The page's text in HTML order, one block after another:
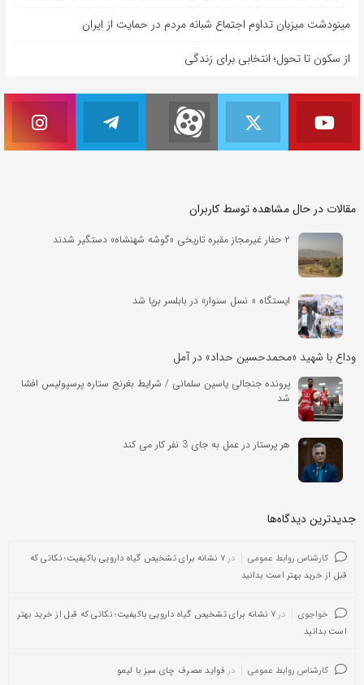
مینودشت میزبان تداوم اجتماع شبانه مردم در حمایت از ایران
از سکون تا تحول؛ انتخابی برای زندگی
مقالات در حال مشاهده توسط کاربران
۲ حفار غیرمجاز مقبره تاریخی «گوشه شهنشاه» دستگیر شدند
ایستگاه « نسل سنوار» در بابلسر برپا شد
وداع با شهید «محمدحسین حداد» در آمل
پرونده جنجالی یاسین سلمانی / شرایط بغرنج ستاره پرسپولیس افشا
شد
هر پرستار در عمل به جای 3 نفر کار می کند
جدیدترین دیدگاه‌‌ها
کارشناس روابط عمومی در
۷ نشانه برای تشخیص گیاه دارویی باکیفیت؛ نکاتی که
قبل از خرید بهتر است بدانید
خواجوی در
۷ نشانه برای تشخیص گیاه دارویی باکیفیت؛ نکاتی که قبل از خرید بهتر
است بدانید
کارشناس روابط عمومی در فواید مصرف چای سبز با لیمو